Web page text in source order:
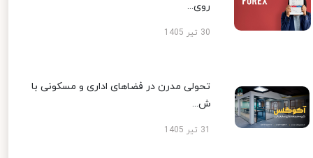
روی...
30 تیر 1405
تحولی مدرن در فضاهای اداری و مسکونی با
ش...